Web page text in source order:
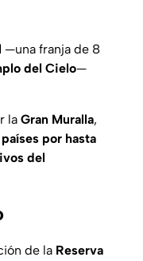
—una franja de 8
del Cielo—
la Gran Muralla,
por hasta
del
de la Reserva